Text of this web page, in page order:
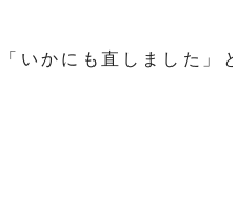
いかにも直しました」